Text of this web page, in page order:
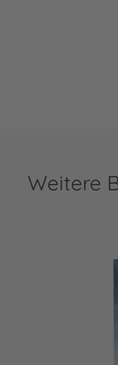
Weitere